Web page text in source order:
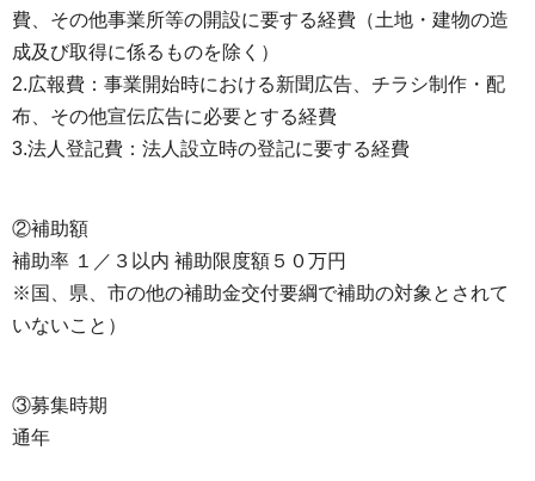
費、その他事業所等の開設に要する経費（土地・建物の造
成及び取得に係るものを除く）
2.広報費：事業開始時における新聞広告、チラシ制作・配
布、その他宣伝広告に必要とする経費
3.法人登記費：法人設立時の登記に要する経費
②補助額
補助率 １／３以内 補助限度額５０万円
※国、県、市の他の補助金交付要綱で補助の対象とされて
いないこと）
③募集時期
通年